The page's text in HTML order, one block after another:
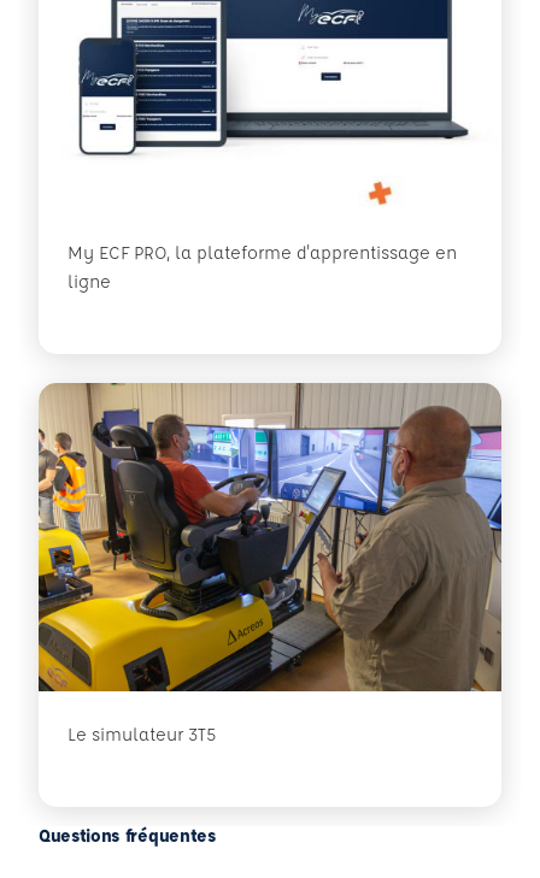
My ECF PRO, la plateforme d'apprentissage en
ligne
Le simulateur 3T5
Questions fréquentes